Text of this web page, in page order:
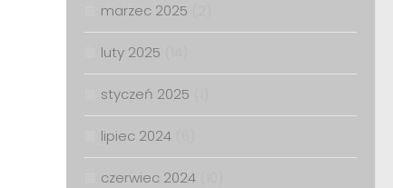
marzec 2025
luty 2025
styczeń 2025
lipiec 2024
czerwiec 2024